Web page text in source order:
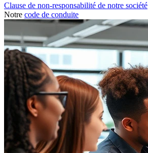
Clause de non-responsabilité de notre société
Notre code de conduite